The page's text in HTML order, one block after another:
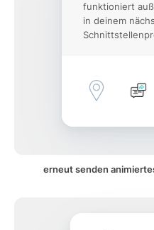
funktioniert
in deinem
erneut senden